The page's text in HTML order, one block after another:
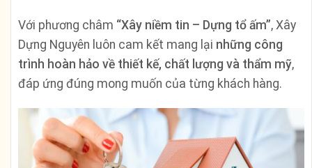
Với phương châm “Xây niềm tin – Dựng tổ ấm”, Xây
Dựng Nguyên luôn cam kết mang lại những công
trình hoàn hảo về thiết kế, chất lượng và thẩm mỹ,
đáp ứng đúng mong muốn của từng khách hàng.